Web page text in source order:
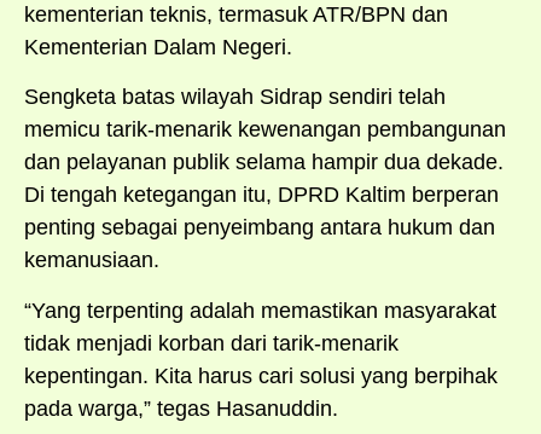
kementerian teknis, termasuk ATR/BPN dan
Kementerian Dalam Negeri.
Sengketa batas wilayah Sidrap sendiri telah
memicu tarik-menarik kewenangan pembangunan
dan pelayanan publik selama hampir dua dekade.
Di tengah ketegangan itu, DPRD Kaltim berperan
penting sebagai penyeimbang antara hukum dan
kemanusiaan.
“Yang terpenting adalah memastikan masyarakat
tidak menjadi korban dari tarik-menarik
kepentingan. Kita harus cari solusi yang berpihak
pada warga,” tegas Hasanuddin.